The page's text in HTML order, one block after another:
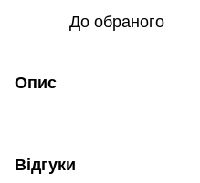
До обраного
Опис
Відгуки